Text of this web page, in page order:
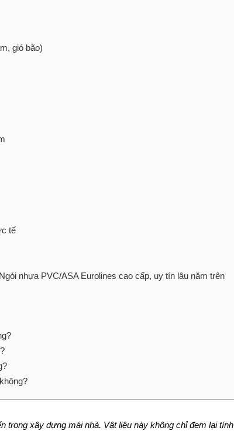
gió bão)
tế
nhựa PVC/ASA Eurolines cao cấp, uy tín lâu năm trên
trong xây dựng mái nhà. Vật liệu này không chỉ đem lại tính